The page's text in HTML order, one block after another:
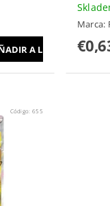
Marca:
Código:655